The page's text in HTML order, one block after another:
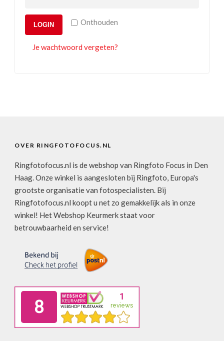
Onthouden
LOGIN
Je wachtwoord vergeten?
OVER RINGFOTOFOCUS.NL
Ringfotofocus.nl is de webshop van Ringfoto Focus in Den
Haag. Onze winkel is aangesloten bij Ringfoto, Europa's
grootste organisatie van fotospecialisten. Bij
Ringfotofocus.nl koopt u net zo gemakkelijk als in onze
winkel! Het Webshop Keurmerk staat voor
betrouwbaarheid en service!